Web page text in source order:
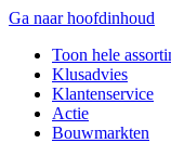
Ga naar hoofdinhoud
Toon hele
Klusadvies
Klantenservice
Actie
Bouwmarkten